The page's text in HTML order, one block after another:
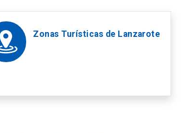
Zonas Turísticas de Lanzarote